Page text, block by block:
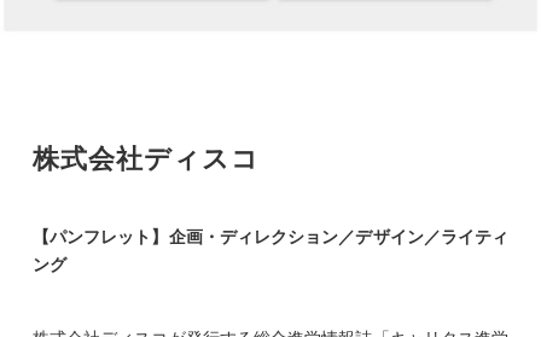
株式会社ディスコ
【パンフレット】企画・ディレクション／デザイン／ライティ
ング